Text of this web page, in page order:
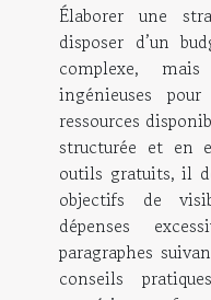
Élaborer une
disposer d’un
complexe,
ingénieuses
ressources
structurée et en
outils gratuits, il
objectifs de
dépenses
paragraphes
conseils